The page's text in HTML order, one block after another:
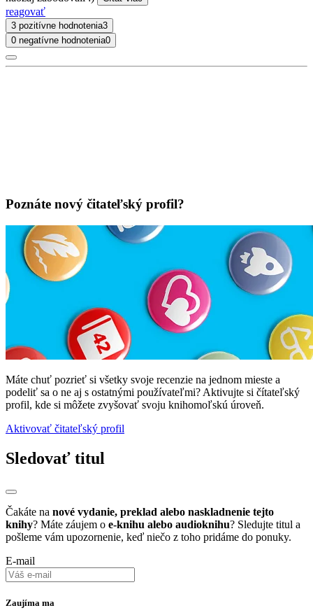
reagovať
3 pozitívne hodnotenia3
0 negatívne hodnotenia0
Poznáte nový čitateľský profil?
Máte chuť pozrieť si všetky svoje recenzie na jednom mieste a
podeliť sa o ne aj s ostatnými používateľmi? Aktivujte si čítateľský
profil, kde si môžete zvyšovať svoju knihomoľskú úroveň.
Aktivovať čitateľský profil
Sledovať titul
Čakáte na nové vydanie, preklad alebo naskladnenie tejto
knihy? Máte záujem o e-knihu alebo audioknihu? Sledujte titul a
pošleme vám upozornenie, keď niečo z toho pridáme do ponuky.
E-mail
Zaujíma ma